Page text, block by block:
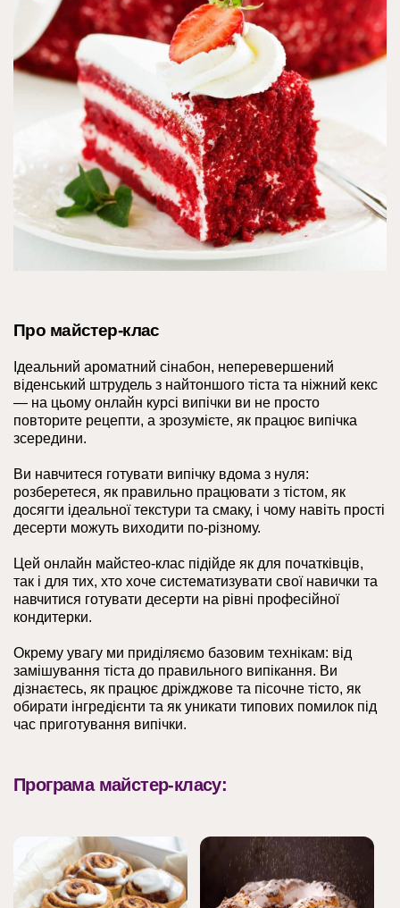
Про майстер-клас
Ідеальний ароматний сінабон, неперевершений
віденський штрудель з найтоншого тіста та ніжний кекс
— на цьому онлайн курсі випічки ви не просто
повторите рецепти, а зрозумієте, як працює випічка
зсередини.
Ви навчитеся готувати випічку вдома з нуля:
розберетеся, як правильно працювати з тістом, як
досягти ідеальної текстури та смаку, і чому навіть прості
десерти можуть виходити по-різному.
Цей онлайн майстео-клас підійде як для початківців,
так і для тих, хто хоче систематизувати свої навички та
навчитися готувати десерти на рівні професійної
кондитерки.
Окрему увагу ми приділяємо базовим технікам: від
замішування тіста до правильного випікання. Ви
дізнаєтесь, як працює дріжджове та пісочне тісто, як
обирати інгредієнти та як уникати типових помилок під
час приготування випічки.
Програма майстер-класу: